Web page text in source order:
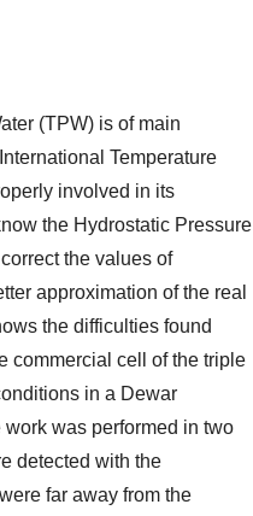
(TPW) is of main
Temperature
involved in its
the Hydrostatic Pressure
the values of
approximation of the real
the difficulties found
commercial cell of the triple
in a Dewar
was performed in two
detected with the
far away from the